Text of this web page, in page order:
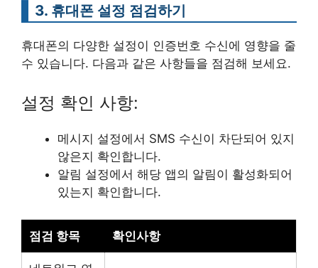
3. 휴대폰 설정 점검하기
휴대폰의 다양한 설정이 인증번호 수신에 영향을 줄
수 있습니다. 다음과 같은 사항들을 점검해 보세요.
설정 확인 사항:
메시지 설정에서 SMS 수신이 차단되어 있지
않은지 확인합니다.
알림 설정에서 해당 앱의 알림이 활성화되어
있는지 확인합니다.
점검 항목 확인사항